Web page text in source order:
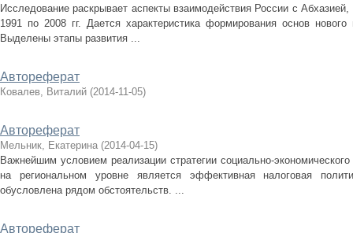
Исследование раскрывает аспекты взаимодействия России с
1991 по 2008 гг. Дается характеристика формирования основ нового
Выделены этапы развития ...
Автореферат
Ковалев, Виталий (2014-11-05)
Автореферат
Мельник, Екатерина (2014-04-15)
Важнейшим условием реализации стратегии социально-
на региональном уровне является эффективная налоговая
обусловлена рядом обстоятельств. ...
Автореферат